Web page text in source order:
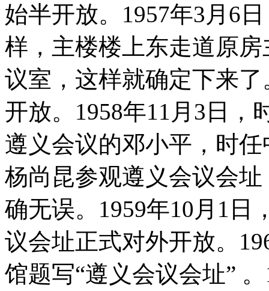
始半开放。1957年3月6
样，主楼楼上东走道原
议室，这样就确定下来
开放。1958年11月3日，
遵义会议的邓小平，时
杨尚昆参观遵义会议会
确无误。1959年10月1日
议会址正式对外开放。
馆题写“遵义会议会址”